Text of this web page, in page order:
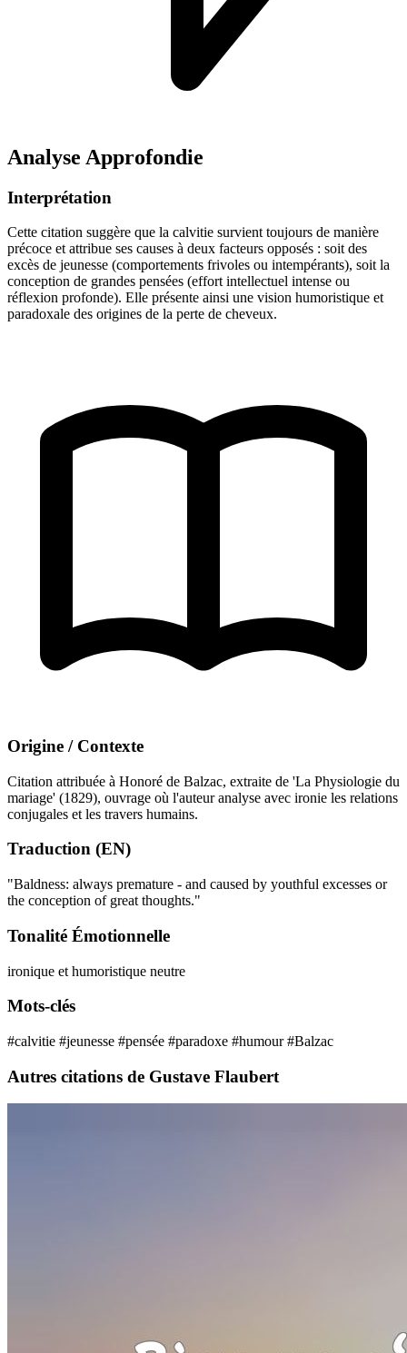
Analyse Approfondie
Interprétation
Cette citation suggère que la calvitie survient toujours de manière
précoce et attribue ses causes à deux facteurs opposés : soit des
excès de jeunesse (comportements frivoles ou intempérants), soit la
conception de grandes pensées (effort intellectuel intense ou
réflexion profonde). Elle présente ainsi une vision humoristique et
paradoxale des origines de la perte de cheveux.
Origine / Contexte
Citation attribuée à Honoré de Balzac, extraite de 'La Physiologie du
mariage' (1829), ouvrage où l'auteur analyse avec ironie les relations
conjugales et les travers humains.
Traduction (EN)
"Baldness: always premature - and caused by youthful excesses or
the conception of great thoughts."
Tonalité Émotionnelle
ironique et humoristique neutre
Mots-clés
#calvitie #jeunesse #pensée #paradoxe #humour#Balzac
Autres citations de Gustave Flaubert